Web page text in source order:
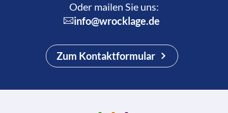
Oder mailen Sie uns:
info@wrocklage.de
Zum Kontaktformular